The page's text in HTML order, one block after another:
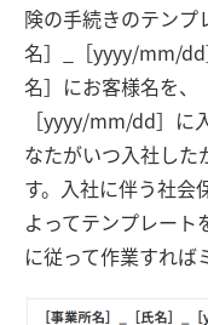
険の手続きのテン
名］_［yyyy/mm/dd
名］にお客様名を、
［yyyy/mm/dd］に
なたがいつ入社した
す。入社に伴う社会
よってテンプレート
に従って作業すれば